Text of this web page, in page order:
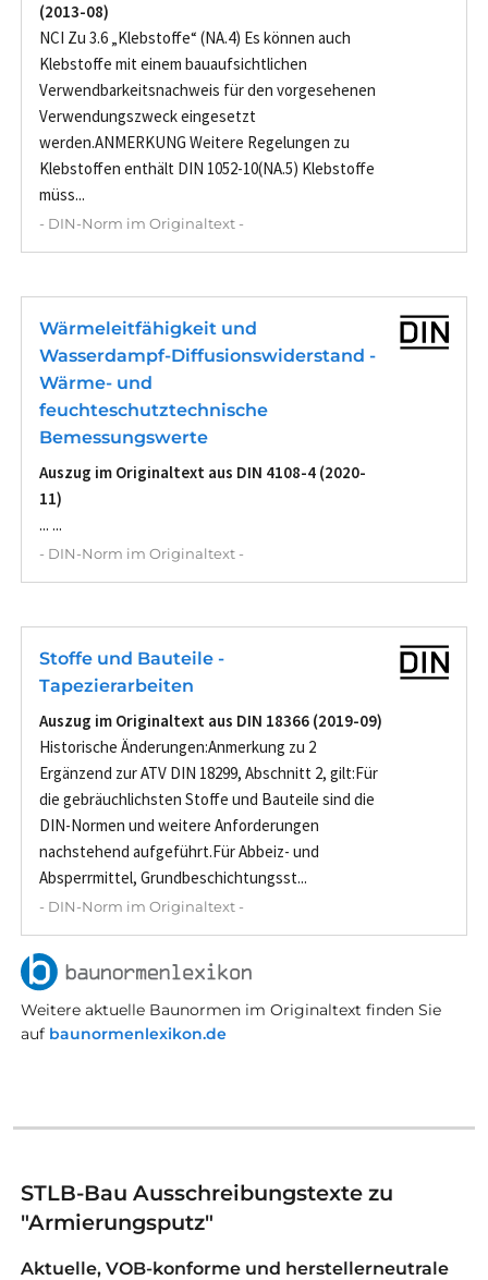
(2013-08)
NCI Zu 3.6 „Klebstoffe“ (NA.4) Es können auch
Klebstoffe mit einem bauaufsichtlichen
Verwendbarkeitsnachweis für den vorgesehenen
Verwendungszweck eingesetzt
werden.ANMERKUNG Weitere Regelungen zu
Klebstoffen enthält DIN 1052-10(NA.5) Klebstoffe
müss...
- DIN-Norm im Originaltext -
Wärmeleitfähigkeit und
Wasserdampf-Diffusionswiderstand -
Wärme- und
feuchteschutztechnische
Bemessungswerte
Auszug im Originaltext aus DIN 4108-4 (2020-
11)
... ...
- DIN-Norm im Originaltext -
Stoffe und Bauteile -
Tapezierarbeiten
Auszug im Originaltext aus DIN 18366 (2019-09)
Historische Änderungen:Anmerkung zu 2
Ergänzend zur ATV DIN 18299, Abschnitt 2, gilt:Für
die gebräuchlichsten Stoffe und Bauteile sind die
DIN-Normen und weitere Anforderungen
nachstehend aufgeführt.Für Abbeiz- und
Absperrmittel, Grundbeschichtungsst...
- DIN-Norm im Originaltext -
Weitere aktuelle Baunormen im Originaltext finden Sie
auf baunormenlexikon.de
STLB-Bau Ausschreibungstexte zu
"Armierungsputz"
Aktuelle, VOB-konforme und herstellerneutrale